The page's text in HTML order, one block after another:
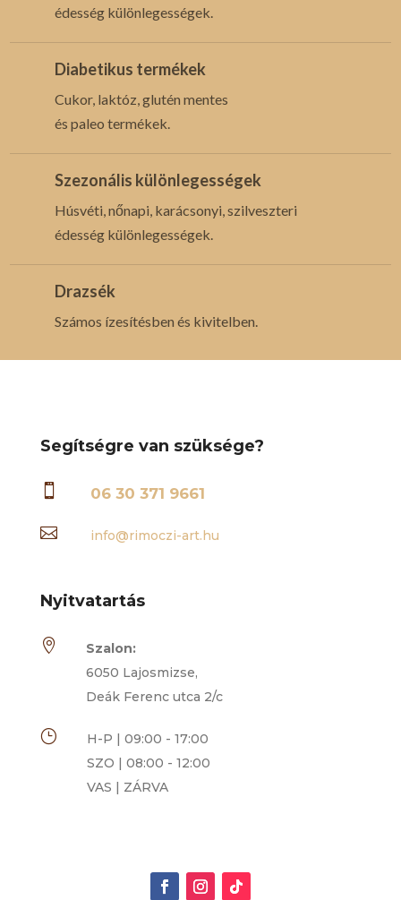
édesség különlegességek.
Diabetikus termékek
Cukor, laktóz, glutén mentes
és paleo termékek.
Szezonális különlegességek
Húsvéti, nőnapi, karácsonyi, szilveszteri
édesség különlegességek.
Drazsék
Számos ízesítésben és kivitelben.
Segítségre van szüksége?
 06 30 371 9661
 info@rimoczi-art.hu
Nyitvatartás

Szalon:
6050 Lajosmizse,
Deák Ferenc utca 2/c
}
H-P | 09:00 - 17:00
SZO | 08:00 - 12:00
VAS | ZÁRVA